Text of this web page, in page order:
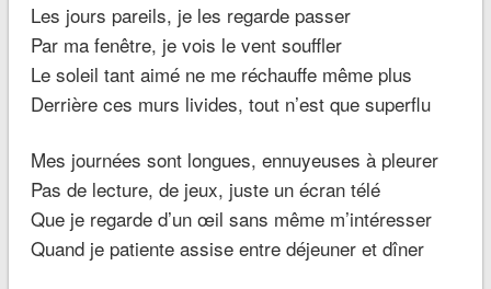
Les jours pareils, je les regarde passer
Par ma fenêtre, je vois le vent souffler
Le soleil tant aimé ne me réchauffe même plus
Derrière ces murs livides, tout n’est que superflu
Mes journées sont longues, ennuyeuses à pleurer
Pas de lecture, de jeux, juste un écran télé
Que je regarde d’un œil sans même m’intéresser
Quand je patiente assise entre déjeuner et dîner